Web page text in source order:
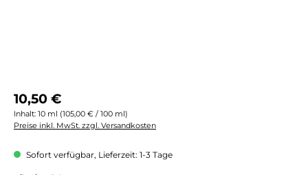
Regulärer Preis:
10,50 €
Inhalt: 10 ml (105,00 € / 100 ml)
Preise inkl. MwSt. zzgl. Versandkosten
Sofort verfügbar, Lieferzeit: 1-3 Tage